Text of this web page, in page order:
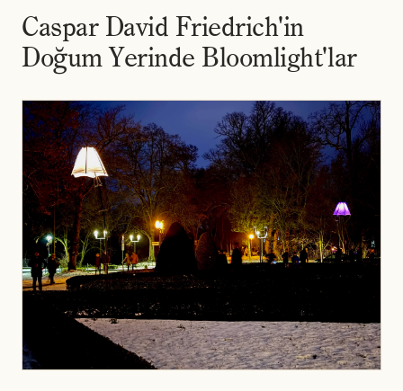
Caspar David Friedrich'in
Doğum Yerinde Bloomlight'lar